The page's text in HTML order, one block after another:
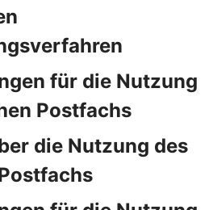
für die Nutzung
Postfachs
die Nutzung des